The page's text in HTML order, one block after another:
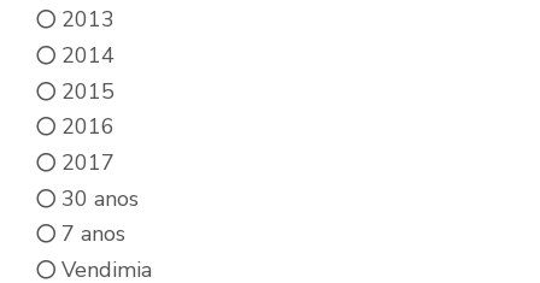
2013
2014
2015
2016
2017
30 anos
7 anos
Vendimia